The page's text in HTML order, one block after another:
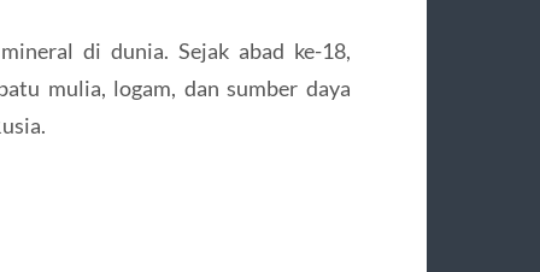
di dunia. Sejak abad ke-18,
mulia, logam, dan sumber daya